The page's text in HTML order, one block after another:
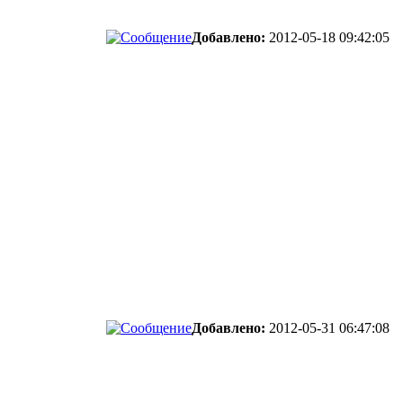
Добавлено: 2012-05-18 09:42:05
Добавлено: 2012-05-31 06:47:08